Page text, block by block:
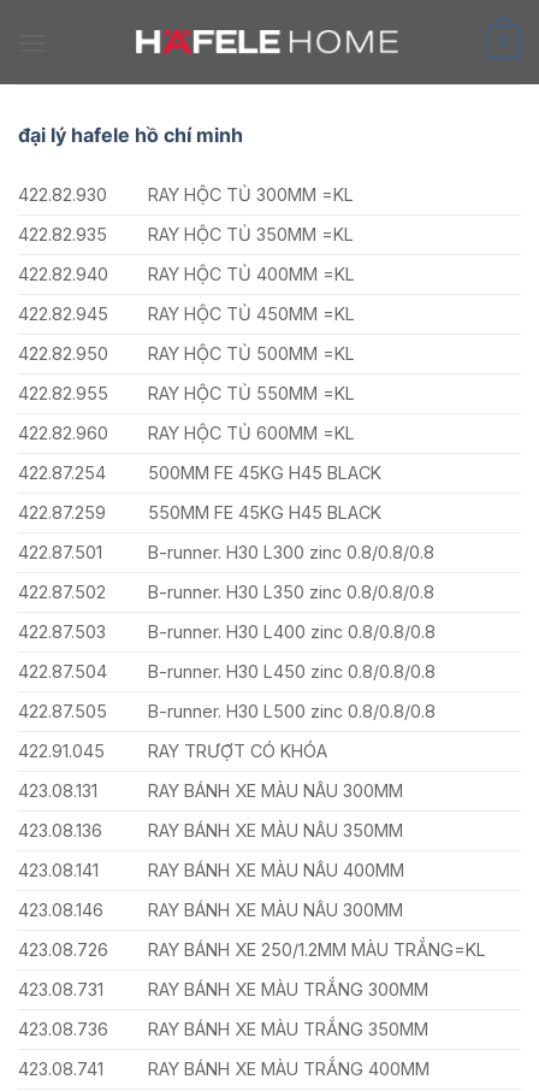
0
đại lý hafele hồ chí minh
422.82.930
RAY HỘC TỦ 300MM =KL
422.82.935
RAY HỘC TỦ 350MM =KL
422.82.940
RAY HỘC TỦ 400MM =KL
422.82.945
RAY HỘC TỦ 450MM =KL
422.82.950
RAY HỘC TỦ 500MM =KL
422.82.955
RAY HỘC TỦ 550MM =KL
422.82.960
RAY HỘC TỦ 600MM =KL
422.87.254
500MM FE 45KG H45 BLACK
422.87.259
550MM FE 45KG H45 BLACK
422.87.501
B-runner. H30 L300 zinc 0.8/0.8/0.8
422.87.502
B-runner. H30 L350 zinc 0.8/0.8/0.8
422.87.503
B-runner. H30 L400 zinc 0.8/0.8/0.8
422.87.504
B-runner. H30 L450 zinc 0.8/0.8/0.8
422.87.505
B-runner. H30 L500 zinc 0.8/0.8/0.8
422.91.045
RAY TRƯỢT CÓ KHÓA
423.08.131
RAY BÁNH XE MÀU NÂU 300MM
423.08.136
RAY BÁNH XE MÀU NÂU 350MM
423.08.141
RAY BÁNH XE MÀU NÂU 400MM
423.08.146
RAY BÁNH XE MÀU NÂU 300MM
423.08.726
RAY BÁNH XE 250/1.2MM MÀU TRẮNG=KL
423.08.731
RAY BÁNH XE MÀU TRẮNG 300MM
423.08.736
RAY BÁNH XE MÀU TRẮNG 350MM
423.08.741
RAY BÁNH XE MÀU TRẮNG 400MM